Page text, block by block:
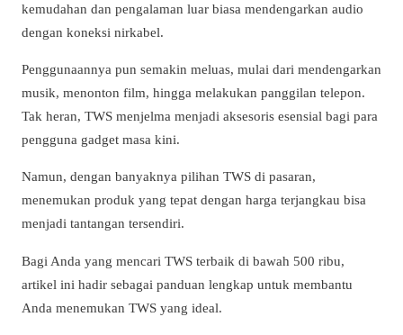
kemudahan dan pengalaman luar biasa mendengarkan audio
dengan koneksi nirkabel.
Penggunaannya pun semakin meluas, mulai dari mendengarkan
musik, menonton film, hingga melakukan panggilan telepon.
Tak heran, TWS menjelma menjadi aksesoris esensial bagi para
pengguna gadget masa kini.
Namun, dengan banyaknya pilihan TWS di pasaran,
menemukan produk yang tepat dengan harga terjangkau bisa
menjadi tantangan tersendiri.
Bagi Anda yang mencari TWS terbaik di bawah 500 ribu,
artikel ini hadir sebagai panduan lengkap untuk membantu
Anda menemukan TWS yang ideal.